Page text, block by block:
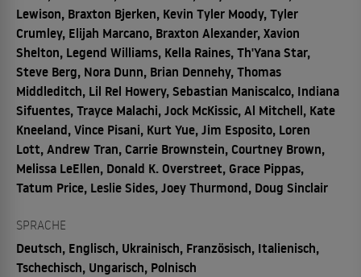
Lewison, Braxton Bjerken, Kevin Tyler Moody, Tyler
Crumley, Elijah Marcano, Braxton Alexander, Xavion
Shelton, Legend Williams, Kella Raines, Th'Yana Star,
Steve Berg, Nora Dunn, Brian Dennehy, Thomas
Middleditch, Lil Rel Howery, Sebastian Maniscalco, Indiana
Sifuentes, Trayce Malachi, Jock McKissic, Al Mitchell, Kate
Kneeland, Vince Pisani, Kurt Yue, Jim Esposito, Loren
Lott, Andrew Tran, Carrie Brownstein, Courtney Brown,
Melissa LeEllen, Donald K. Overstreet, Grace Pippas,
Tatum Price, Leslie Sides, Joey Thurmond, Doug Sinclair
SPRACHE
Deutsch, Englisch, Ukrainisch, Französisch, Italienisch,
Tschechisch, Ungarisch, Polnisch